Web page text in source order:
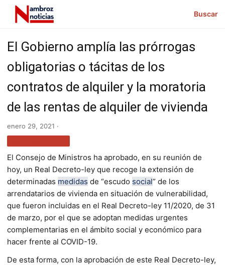
Buscar
El Gobierno amplía las prórrogas
obligatorias o tácitas de los
contratos de alquiler y la moratoria
de las rentas de alquiler de vivienda
enero 29, 2021 ·
El Consejo de Ministros ha aprobado, en su reunión de
hoy, un Real Decreto-ley que recoge la extensión de
determinadas medidas de “escudo social” de los
arrendatarios de vivienda en situación de vulnerabilidad,
que fueron incluidas en el Real Decreto-ley 11/2020, de 31
de marzo, por el que se adoptan medidas urgentes
complementarias en el ámbito social y económico para
hacer frente al COVID-19.
De esta forma, con la aprobación de este Real Decreto-ley,